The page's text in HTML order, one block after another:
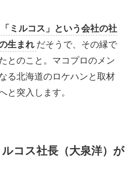
「ミルコス」という会社の社
生まれ だそうで、その縁で
とのこと。マコプロのメン
る北海道のロケハンと取材
と突入します。
コス社長（大泉洋）が